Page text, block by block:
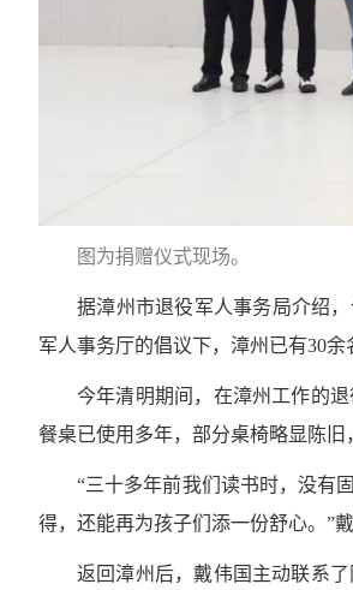
图为捐赠仪式现场。
据漳州市退役军人事务局介绍
军人事务厅的倡议下，漳州已有30余
今年清明期间，在漳州工作的
餐桌已使用多年，部分桌椅略显陈
“三十多年前我们读书时，没有
得，还能再为孩子们添一份舒心。”
返回漳州后，戴伟国主动联系